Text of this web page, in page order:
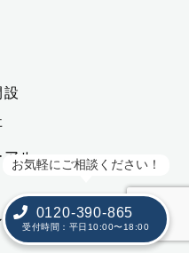
お気軽にご相談ください！
0120-390-865
受付時間：平日10:00〜18:00
アル